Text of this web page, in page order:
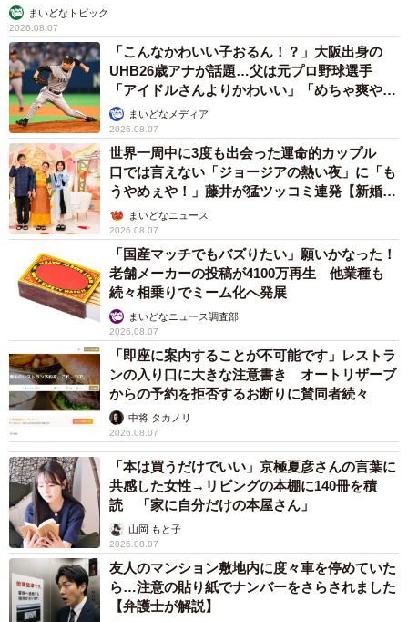
まいどなトピック
2026.08.07
「こんなかわいい子おるん！？」大阪出身の
UHB26歳アナが話題…父は元プロ野球選手
「アイドルさんよりかわいい」「めちゃ爽や
か」まいどなメディア
2026.08.07
世界一周中に3度も出会った運命的カップル
口では言えない「ジョージアの熱い夜」に「も
うやめぇや！」藤井が猛ツッコミ連発【新婚さ
ん】まいどなニュース
2026.08.07
「国産マッチでもバズりたい」願いかなった！
老舗メーカーの投稿が4100万再生 他業種も
続々相乗りでミーム化へ発展
まいどなニュース調査部
2026.08.07
「即座に案内することが不可能です」レストラ
ンの入り口に大きな注意書き オートリザーブ
からの予約を拒否するお断りに賛同者続々
中将 タカノリ
2026.08.07
「本は買うだけでいい」京極夏彦さんの言葉に
共感した女性→リビングの本棚に140冊を積
読 「家に自分だけの本屋さん」
山岡 もと子
2026.08.07
友人のマンション敷地内に度々車を停めていた
ら…注意の貼り紙でナンバーをさらされました
【弁護士が解説】